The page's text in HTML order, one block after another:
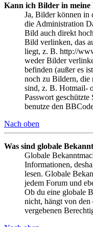
Kann ich Bilder in meine
Ja, Bilder können in
die Administration
Bild auch direkt
Bild verlinken, das
liegt, z. B. http://
weder Bilder
befinden (außer es
noch zu Bildern, die
sind, z. B. Hotmail-
Passwort
benutze den
Nach oben
Was sind globale
Globale
Informationen,
lesen. Globale
jedem Forum und
Ob du eine globale
nicht, hängt von
vergebenen